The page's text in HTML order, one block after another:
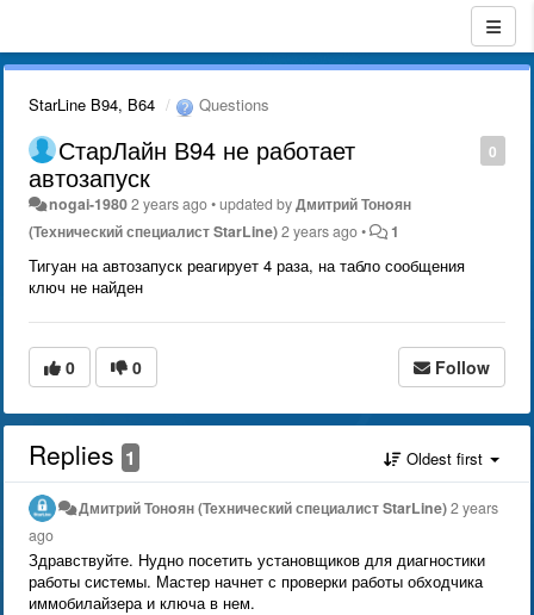
StarLine B94, B64 Questions
0
СтарЛайн В94 не работает
автозапуск
nogai-19802 years ago•updated byДмитрий Тонoян
(Технический специалист StarLine)2 years ago• 1
Тигуан на автозапуск реагирует 4 раза, на табло сообщения
ключ не найден
0 0 Follow
Replies 1 Oldest first
Дмитрий Тонoян (Технический специалист StarLine)2 years
ago
Здравствуйте. Нудно посетить установщиков для диагностики
работы системы. Мастер начнет с проверки работы обходчика
иммобилайзера и ключа в нем.